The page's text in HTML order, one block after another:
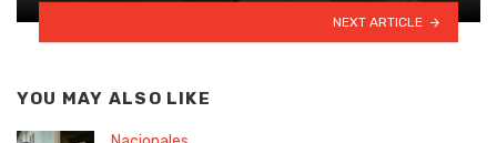
NEXT ARTICLE
YOU MAY ALSO LIKE